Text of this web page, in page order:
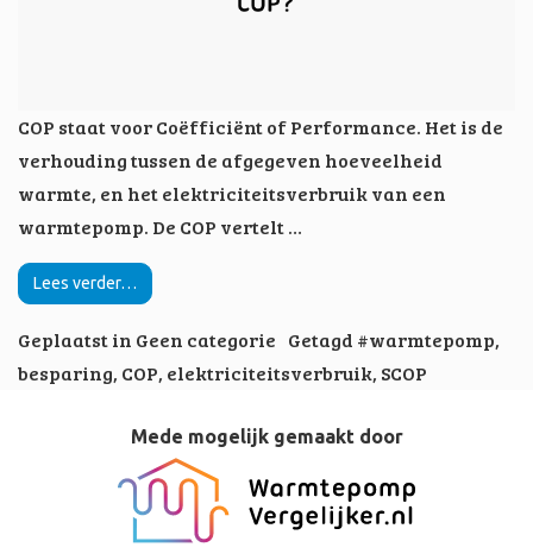
COP staat voor Coëfficiënt of Performance. Het is de
verhouding tussen de afgegeven hoeveelheid
warmte, en het elektriciteitsverbruik van een
warmtepomp. De COP vertelt …
Lees verder…
Geplaatst in Geen categorie Getagd #warmtepomp,
besparing, COP, elektriciteitsverbruik, SCOP
Mede mogelijk gemaakt door